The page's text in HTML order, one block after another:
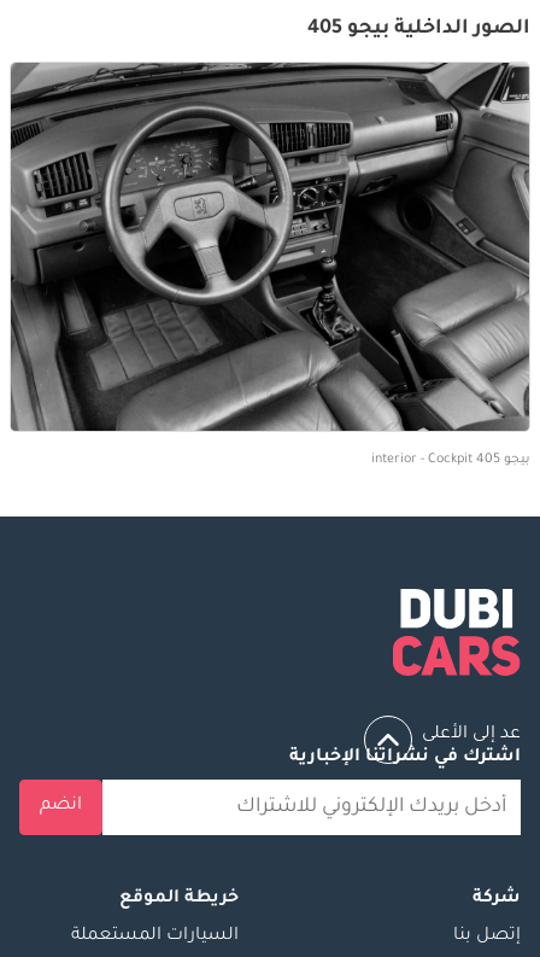
الصور الداخلية بيجو 405
بيجو 405 interior - Cockpit
عد إلى الأعلى
اشترك في نشراتنا الإخبارية
انضم
شركة
إتصل بنا
خريطة الموقع
السيارات المستعملة